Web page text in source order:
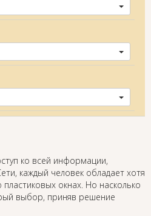
ко всей информации,
каждый человек обладает хотя
окнах. Но насколько
выбор, приняв решение